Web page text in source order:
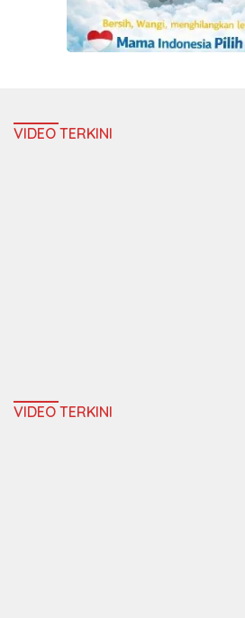
VIDEO TERKINI
VIDEO TERKINI